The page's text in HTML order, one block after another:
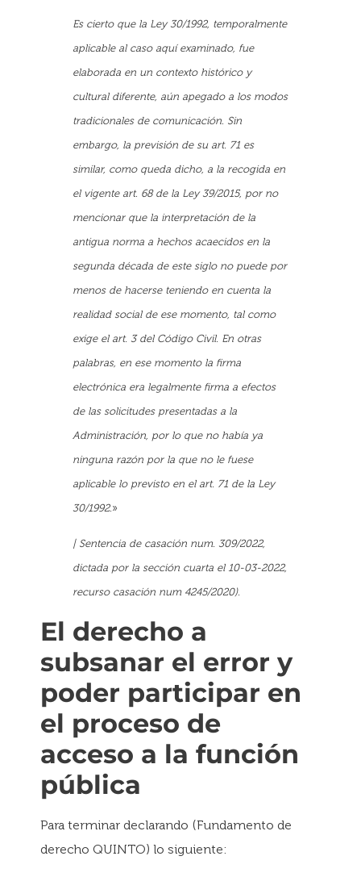
Es cierto que la Ley 30/1992, temporalmente
aplicable al caso aquí examinado, fue
elaborada en un contexto histórico y
cultural diferente, aún apegado a los modos
tradicionales de comunicación. Sin
embargo, la previsión de su art. 71 es
similar, como queda dicho, a la recogida en
el vigente art. 68 de la Ley 39/2015, por no
mencionar que la interpretación de la
antigua norma a hechos acaecidos en la
segunda década de este siglo no puede por
menos de hacerse teniendo en cuenta la
realidad social de ese momento, tal como
exige el art. 3 del Código Civil. En otras
palabras, en ese momento la firma
electrónica era legalmente firma a efectos
de las solicitudes presentadas a la
Administración, por lo que no había ya
ninguna razón por la que no le fuese
aplicable lo previsto en el art. 71 de la Ley
30/1992. »
| Sentencia de casación num. 309/2022,
dictada por la sección cuarta el 10-03-2022,
recurso casación num 4245/2020).
El derecho a
subsanar el error y
poder participar en
el proceso de
acceso a la función
pública
Para terminar declarando (Fundamento de
derecho QUINTO) lo siguiente: